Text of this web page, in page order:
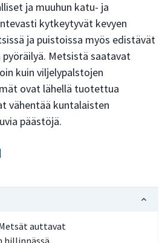
ja muuhun katu- ja
kytkeytyvät kevyen
ja puistoissa myös edistävät
pyöräilyä. Metsistä saatavat
kuin viljelypalstojen
ovat lähellä tuotettua
vähentää kuntalaisten
päästöjä.
auttavat
hillinnässä